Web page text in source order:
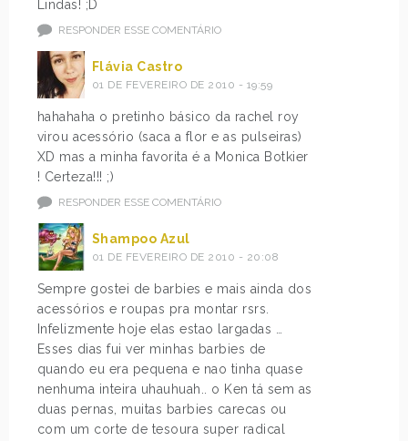
Lindas! ;D
RESPONDER ESSE COMENTÁRIO
Flávia Castro
01 DE FEVEREIRO DE 2010 - 19:59
hahahaha o pretinho básico da rachel roy
virou acessório (saca a flor e as pulseiras)
XD mas a minha favorita é a Monica Botkier
! Certeza!!! ;)
RESPONDER ESSE COMENTÁRIO
Shampoo Azul
01 DE FEVEREIRO DE 2010 - 20:08
Sempre gostei de barbies e mais ainda dos
acessórios e roupas pra montar rsrs.
Infelizmente hoje elas estao largadas …
Esses dias fui ver minhas barbies de
quando eu era pequena e nao tinha quase
nenhuma inteira uhauhuah.. o Ken tá sem as
duas pernas, muitas barbies carecas ou
com um corte de tesoura super radical